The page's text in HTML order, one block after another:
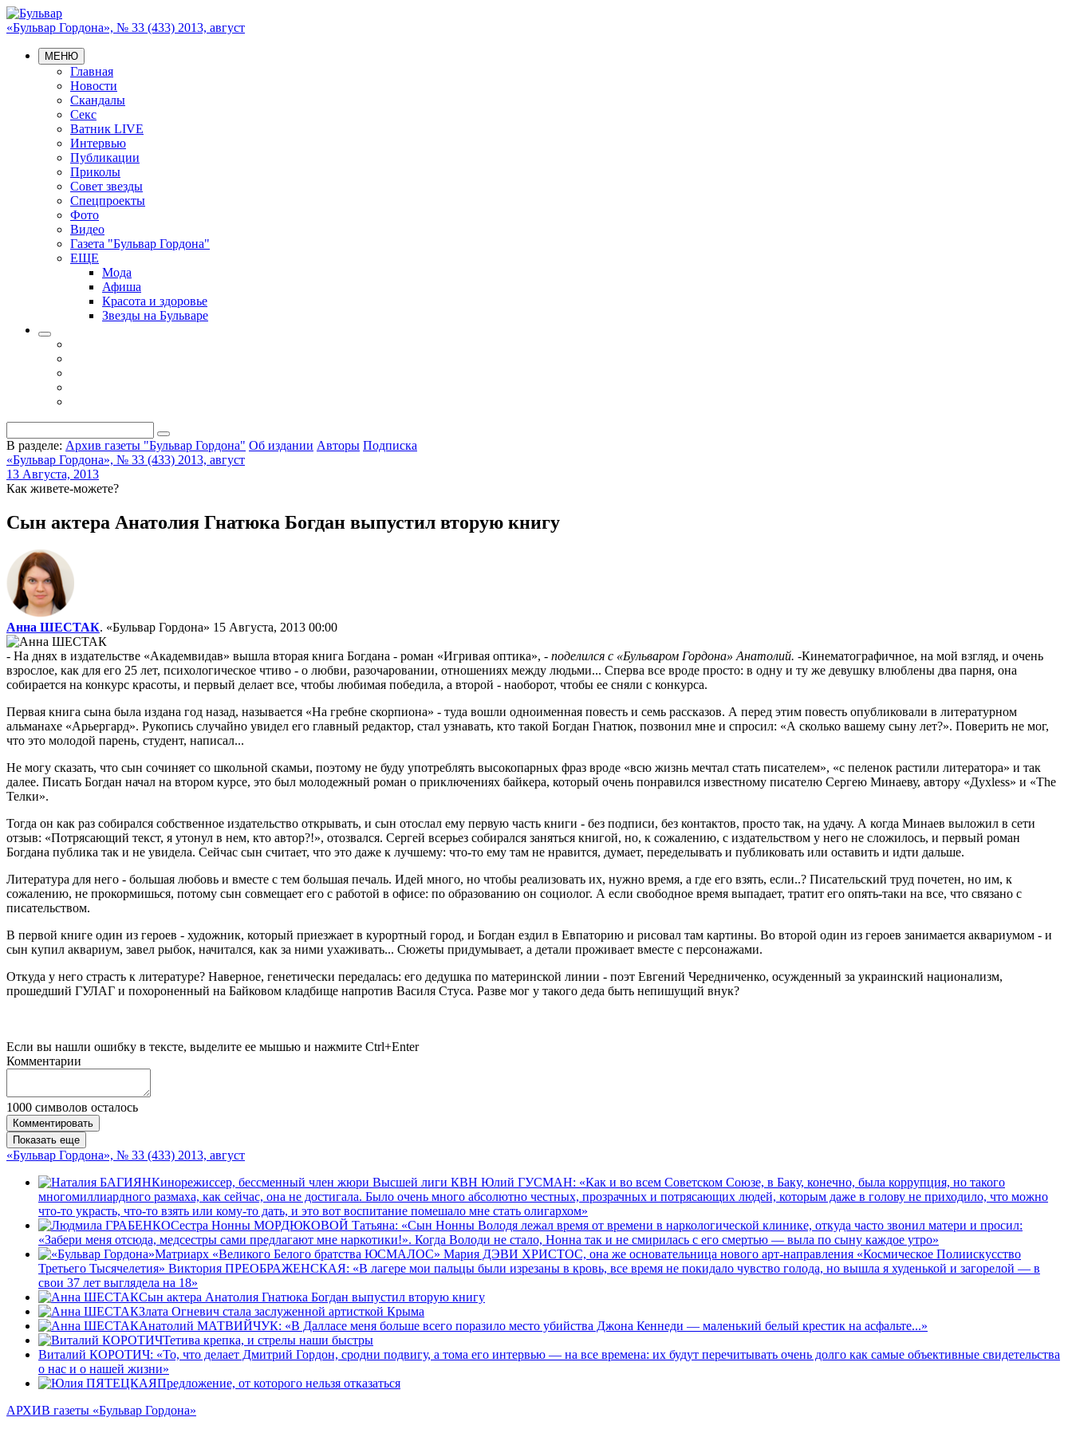
«Бульвар Гордона», № 33 (433) 2013, август
МЕНЮ
Главная
Новости
Скандалы
Секс
Ватник LIVE
Интервью
Публикации
Приколы
Совет звезды
Спецпроекты
Фото
Видео
Газета "Бульвар Гордона"
ЕЩЕ
Мода
Афиша
Красота и здоровье
Звезды на Бульваре
В разделе: Архив газеты "Бульвар Гордона" Об издании Авторы Подписка
«Бульвар Гордона», № 33 (433) 2013, август
13 Августа, 2013
Как живете-можете?
Сын актера Анатолия Гнатюка Богдан выпустил вторую книгу
Анна ШЕСТАК. «Бульвар Гордона» 15 Августа, 2013 00:00
- На днях в издательстве «Академвидав» вышла вторая книга Богдана - роман «Игривая оптика», - поделился с «Бульваром Гордона» Анатолий. -Кинематографичное, на мой взгляд, и очень
взрослое, как для его 25 лет, психологическое чтиво - о любви, разочаровании, отношениях между людьми... Сперва все вроде просто: в одну и ту же девушку влюблены два парня, она
собирается на конкурс красоты, и первый делает все, чтобы любимая победила, а второй - наоборот, чтобы ее сняли с конкурса.
Первая книга сына была издана год назад, называется «На гребне скорпиона» - туда вошли одноименная повесть и семь рассказов. А перед этим повесть опубликовали в литературном
альманахе «Арьергард». Рукопись случайно увидел его главный редактор, стал узнавать, кто такой Богдан Гнатюк, позвонил мне и спросил: «А сколько вашему сыну лет?». Поверить не мог,
что это молодой парень, студент, написал...
Не могу сказать, что сын сочиняет со школьной скамьи, поэтому не буду употреблять высокопарных фраз вроде «всю жизнь мечтал стать писателем», «с пеленок растили литератора» и так
далее. Писать Богдан начал на втором курсе, это был молодежный роман о приключениях байкера, который очень понравился известному писателю Сергею Минаеву, автору «Духless» и «The
Телки».
Тогда он как раз собирался собственное издательство открывать, и сын отослал ему первую часть книги - без подписи, без контактов, просто так, на удачу. А когда Минаев выложил в сети
отзыв: «Потрясающий текст, я утонул в нем, кто автор?!», отозвался. Сергей всерьез собирался заняться книгой, но, к сожалению, с издательством у него не сложилось, и первый роман
Богдана публика так и не увидела. Сейчас сын считает, что это даже к лучшему: что-то ему там не нравится, думает, переделывать и публиковать или оставить и идти дальше.
Литература для него - большая любовь и вместе с тем большая печаль. Идей много, но чтобы реализовать их, нужно время, а где его взять, если..? Писательский труд почетен, но им, к
сожалению, не прокормишься, потому сын совмещает его с работой в офисе: по образованию он социолог. А если свободное время выпадает, тратит его опять-таки на все, что связано с
писательством.
В первой книге один из героев - художник, который приезжает в курортный город, и Богдан ездил в Евпаторию и рисовал там картины. Во второй один из героев занимается аквариумом - и
сын купил аквариум, завел рыбок, начитался, как за ними ухаживать... Сюжеты придумывает, а детали проживает вместе с персонажами.
Откуда у него страсть к литературе? Наверное, генетически передалась: его дедушка по материнской линии - поэт Евгений Чередниченко, осужденный за украинский национализм,
прошедший ГУЛАГ и похороненный на Байковом кладбище напротив Василя Стуса. Разве мог у такого деда быть непишущий внук?
Если вы нашли ошибку в тексте, выделите ее мышью и нажмите Ctrl+Enter
Комментарии
1000 символов осталось
Комментировать
Показать еще
«Бульвар Гордона», № 33 (433) 2013, август
Кинорежиссер, бессменный член жюри Высшей лиги КВН Юлий ГУСМАН: «Как и во всем Советском Союзе, в Баку, конечно, была коррупция, но такого
многомиллиардного размаха, как сейчас, она не достигала. Было очень много абсолютно честных, прозрачных и потрясающих людей, которым даже в голову не приходило, что можно
что-то украсть, что-то взять или кому-то дать, и это вот воспитание помешало мне стать олигархом»
Сестра Нонны МОРДЮКОВОЙ Татьяна: «Сын Нонны Володя лежал время от времени в наркологической клинике, откуда часто звонил матери и просил:
«Забери меня отсюда, медсестры сами предлагают мне наркотики!». Когда Володи не стало, Нонна так и не смирилась с его смертью — выла по сыну каждое утро»
Матриарх «Великого Белого братства ЮСМАЛОС» Мария ДЭВИ ХРИСТОС, она же основательница нового арт-направления «Космическое Полиискусство
Третьего Тысячелетия» Виктория ПРЕОБРАЖЕНСКАЯ: «В лагере мои пальцы были изрезаны в кровь, все время не покидало чувство голода, но вышла я худенькой и загорелой — в
свои 37 лет выглядела на 18»
Сын актера Анатолия Гнатюка Богдан выпустил вторую книгу
Злата Огневич стала заслуженной артисткой Крыма
Анатолий МАТВИЙЧУК: «В Далласе меня больше всего поразило место убийства Джона Кеннеди — маленький белый крестик на асфальте...»
Тетива крепка, и стрелы наши быстры
Виталий КОРОТИЧ: «То, что делает Дмитрий Гордон, сродни подвигу, а тома его интервью — на все времена: их будут перечитывать очень долго как самые объективные свидетельства
о нас и о нашей жизни»
Предложение, от которого нельзя отказаться
АРХИВ газеты «Бульвар Гордона»